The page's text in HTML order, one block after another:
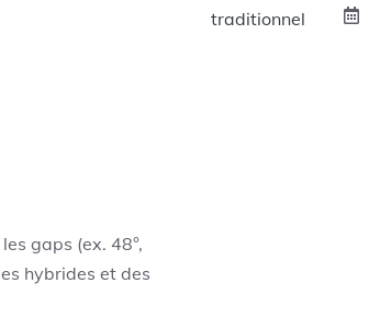
gaps (ex. 48°,
hybrides et des